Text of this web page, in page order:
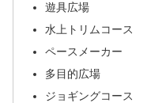
遊具広場
水上トリムコース
ペースメーカー
多目的広場
ジョギングコース